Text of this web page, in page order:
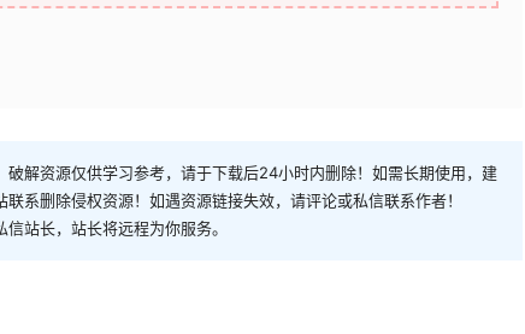
解资源仅供学习参考，请于下载后24小时内删除！如需长期使用，建
系删除侵权资源！如遇资源链接失效，请评论或私信联系作者！
信站长，站长将远程为你服务。